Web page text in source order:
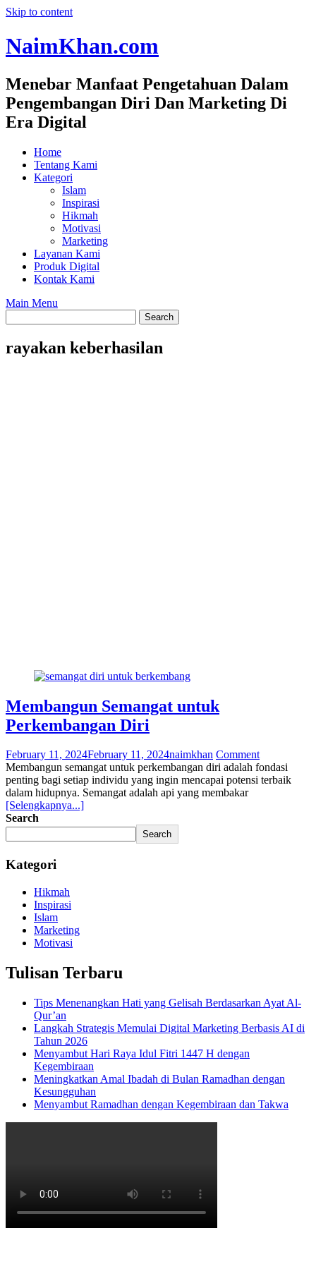
Skip to content
NaimKhan.com
Menebar Manfaat Pengetahuan Dalam
Pengembangan Diri Dan Marketing Di
Era Digital
Home
Tentang Kami
Kategori
Islam
Inspirasi
Hikmah
Motivasi
Marketing
Layanan Kami
Produk Digital
Kontak Kami
Main Menu
rayakan keberhasilan
Membangun Semangat untuk
Perkembangan Diri
February 11, 2024February 11, 2024naimkhan Comment
Membangun semangat untuk perkembangan diri adalah fondasi
penting bagi setiap individu yang ingin mencapai potensi terbaik
dalam hidupnya. Semangat adalah api yang membakar
[Selengkapnya...]
Search
Search
Kategori
Hikmah
Inspirasi
Islam
Marketing
Motivasi
Tulisan Terbaru
Tips Menenangkan Hati yang Gelisah Berdasarkan Ayat Al-
Qur’an
Langkah Strategis Memulai Digital Marketing Berbasis AI di
Tahun 2026
Menyambut Hari Raya Idul Fitri 1447 H dengan
Kegembiraan
Meningkatkan Amal Ibadah di Bulan Ramadhan dengan
Kesungguhan
Menyambut Ramadhan dengan Kegembiraan dan Takwa